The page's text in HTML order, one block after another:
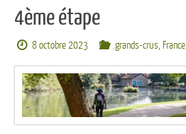
4ème étape
8 octobre 2023 .grands-crus, France,